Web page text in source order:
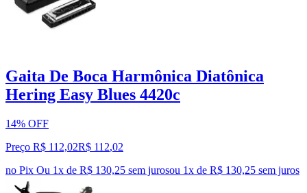
Gaita De Boca Harmônica Diatônica
Hering Easy Blues 4420c
14% OFF
Preço R$ 112,02R$ 112,02
no Pix Ou 1x de R$ 130,25 sem jurosou 1x de R$ 130,25 sem juros